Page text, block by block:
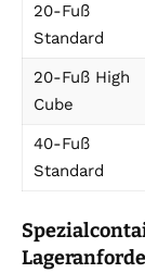
20-Fuß
Standard
20-Fuß High
Cube
40-Fuß
Standard